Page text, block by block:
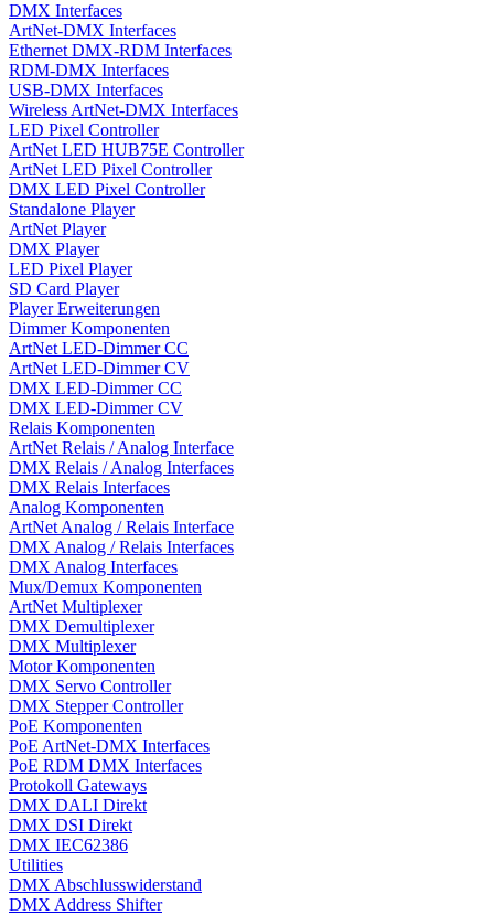
DMX Interfaces
ArtNet-DMX Interfaces
Ethernet DMX-RDM Interfaces
RDM-DMX Interfaces
USB-DMX Interfaces
Wireless ArtNet-DMX Interfaces
LED Pixel Controller
ArtNet LED HUB75E Controller
ArtNet LED Pixel Controller
DMX LED Pixel Controller
Standalone Player
ArtNet Player
DMX Player
LED Pixel Player
SD Card Player
Player Erweiterungen
Dimmer Komponenten
ArtNet LED-Dimmer CC
ArtNet LED-Dimmer CV
DMX LED-Dimmer CC
DMX LED-Dimmer CV
Relais Komponenten
ArtNet Relais / Analog Interface
DMX Relais / Analog Interfaces
DMX Relais Interfaces
Analog Komponenten
ArtNet Analog / Relais Interface
DMX Analog / Relais Interfaces
DMX Analog Interfaces
Mux/Demux Komponenten
ArtNet Multiplexer
DMX Demultiplexer
DMX Multiplexer
Motor Komponenten
DMX Servo Controller
DMX Stepper Controller
PoE Komponenten
PoE ArtNet-DMX Interfaces
PoE RDM DMX Interfaces
Protokoll Gateways
DMX DALI Direkt
DMX DSI Direkt
DMX IEC62386
Utilities
DMX Abschlusswiderstand
DMX Address Shifter